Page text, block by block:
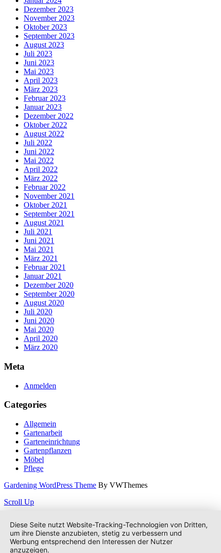
Dezember 2023
November 2023
Oktober 2023
September 2023
August 2023
Juli 2023
Juni 2023
Mai 2023
April 2023
März 2023
Februar 2023
Januar 2023
Dezember 2022
Oktober 2022
August 2022
Juli 2022
Juni 2022
Mai 2022
April 2022
März 2022
Februar 2022
November 2021
Oktober 2021
September 2021
August 2021
Juli 2021
Juni 2021
Mai 2021
März 2021
Februar 2021
Januar 2021
Dezember 2020
September 2020
August 2020
Juli 2020
Juni 2020
Mai 2020
April 2020
März 2020
Meta
Anmelden
Categories
Allgemein
Gartenarbeit
Garteneinrichtung
Gartenpflanzen
Möbel
Pflege
Gardening WordPress Theme By VWThemes
Scroll Up
Diese Seite nutzt Website-Tracking-Technologien von Dritten,
um ihre Dienste anzubieten, stetig zu verbessern und
Werbung entsprechend den Interessen der Nutzer
anzuzeigen.